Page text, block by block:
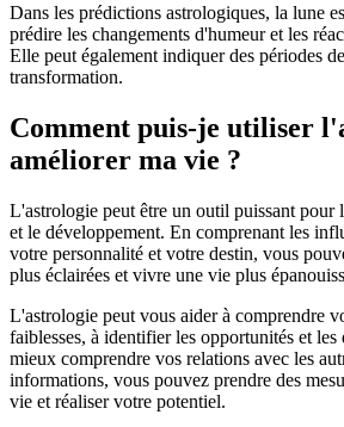
Dans les prédictions astrologiques, la lune
prédire les changements d'humeur et les
Elle peut également indiquer des périodes
transformation.
Comment puis-je utiliser
améliorer ma vie ?
L'astrologie peut être un outil puissant pour
et le développement. En comprenant les
votre personnalité et votre destin, vous
plus éclairées et vivre une vie plus
L'astrologie peut vous aider à comprendre
faiblesses, à identifier les opportunités et
mieux comprendre vos relations avec les
informations, vous pouvez prendre des
vie et réaliser votre potentiel.